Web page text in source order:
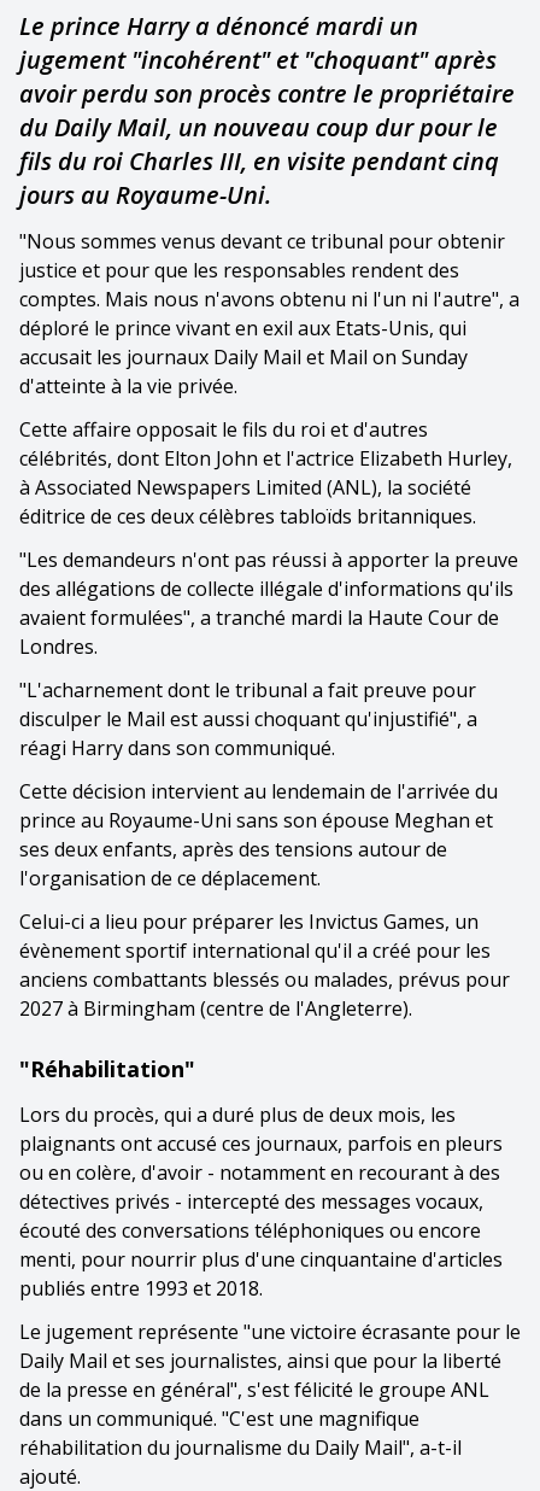
Le prince Harry a dénoncé mardi un
jugement "incohérent" et "choquant" après
avoir perdu son procès contre le propriétaire
du Daily Mail, un nouveau coup dur pour le
fils du roi Charles III, en visite pendant cinq
jours au Royaume-Uni.
"Nous sommes venus devant ce tribunal pour obtenir
justice et pour que les responsables rendent des
comptes. Mais nous n'avons obtenu ni l'un ni l'autre", a
déploré le prince vivant en exil aux Etats-Unis, qui
accusait les journaux Daily Mail et Mail on Sunday
d'atteinte à la vie privée.
Cette affaire opposait le fils du roi et d'autres
célébrités, dont Elton John et l'actrice Elizabeth Hurley,
à Associated Newspapers Limited (ANL), la société
éditrice de ces deux célèbres tabloïds britanniques.
"Les demandeurs n'ont pas réussi à apporter la preuve
des allégations de collecte illégale d'informations qu'ils
avaient formulées", a tranché mardi la Haute Cour de
Londres.
"L'acharnement dont le tribunal a fait preuve pour
disculper le Mail est aussi choquant qu'injustifié", a
réagi Harry dans son communiqué.
Cette décision intervient au lendemain de l'arrivée du
prince au Royaume-Uni sans son épouse Meghan et
ses deux enfants, après des tensions autour de
l'organisation de ce déplacement.
Celui-ci a lieu pour préparer les Invictus Games, un
évènement sportif international qu'il a créé pour les
anciens combattants blessés ou malades, prévus pour
2027 à Birmingham (centre de l'Angleterre).
"Réhabilitation"
Lors du procès, qui a duré plus de deux mois, les
plaignants ont accusé ces journaux, parfois en pleurs
ou en colère, d'avoir - notamment en recourant à des
détectives privés - intercepté des messages vocaux,
écouté des conversations téléphoniques ou encore
menti, pour nourrir plus d'une cinquantaine d'articles
publiés entre 1993 et 2018.
Le jugement représente "une victoire écrasante pour le
Daily Mail et ses journalistes, ainsi que pour la liberté
de la presse en général", s'est félicité le groupe ANL
dans un communiqué. "C'est une magnifique
réhabilitation du journalisme du Daily Mail", a-t-il
ajouté.